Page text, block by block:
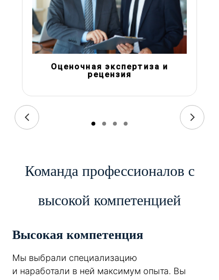
Оценочная экспертиза и
рецензия
Команда профессионалов с
высокой компетенцией
Высокая компетенция
Мы выбрали специализацию
и наработали в ней максимум опыта. Вы